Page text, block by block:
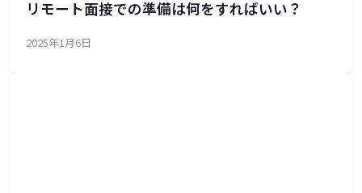
リモート面接での準備は何をすればいい？
2025年1月6日